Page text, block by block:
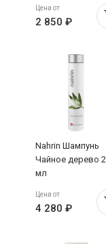
Цена от
2 850 ₽
Nahrin Шампунь
Чайное дерево
мл
Цена от
4 280 ₽